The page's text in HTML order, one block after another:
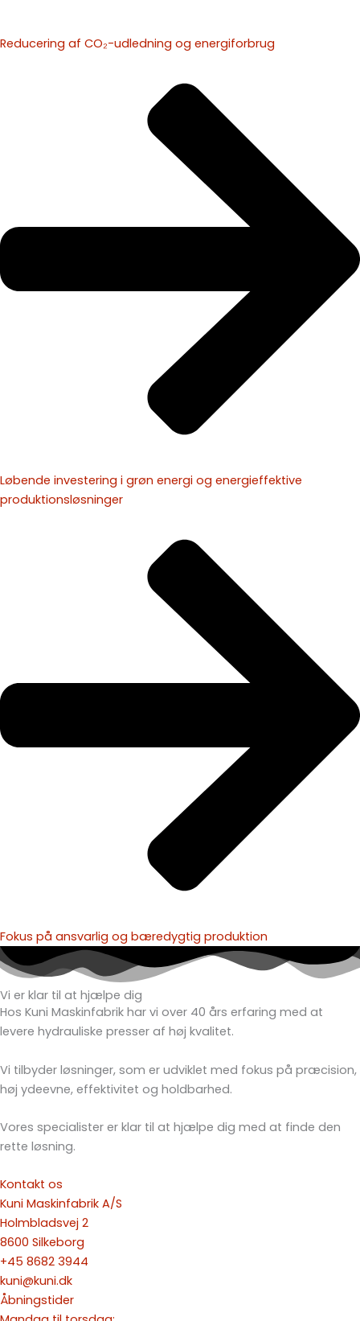
Reducering af CO₂-udledning og energiforbrug
Løbende investering i grøn energi og energieffektive
produktionsløsninger
Fokus på ansvarlig og bæredygtig produktion
Vi er klar til at hjælpe dig
Hos Kuni Maskinfabrik har vi over 40 års erfaring med at
levere hydrauliske presser af høj kvalitet.
Vi tilbyder løsninger, som er udviklet med fokus på præcision,
høj ydeevne, effektivitet og holdbarhed.
Vores specialister er klar til at hjælpe dig med at finde den
rette løsning.
Kontakt os
Kuni Maskinfabrik A/S
Holmbladsvej 2
8600 Silkeborg
+45 8682 3944
kuni@kuni.dk
Åbningstider